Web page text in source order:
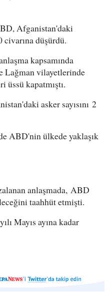
Afganistan'daki
civarına düşürdü.
kapsamında
Lağman vilayetlerinde
üssü kapatmıştı.
asker sayısını 2
ABD'nin ülkede yaklaşık
anlaşmada, ABD
taahhüt etmişti.
Mayıs ayına kadar